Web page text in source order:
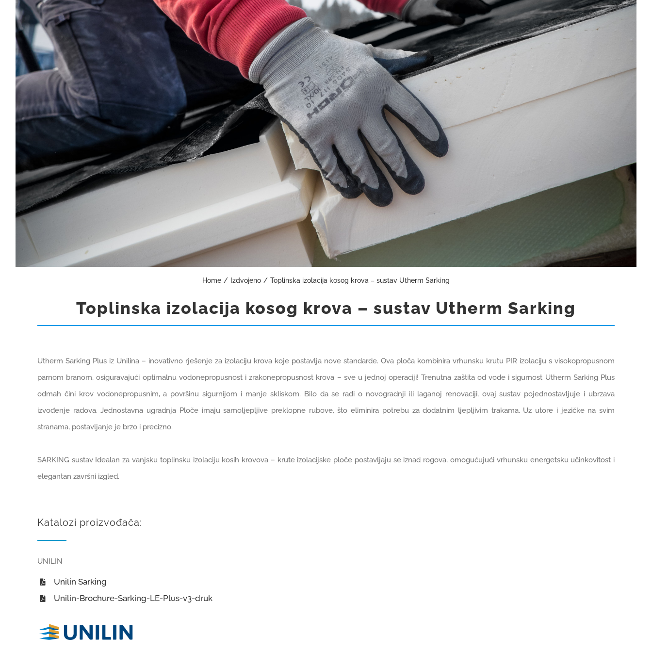
Home Izdvojeno Toplinska izolacija kosog krova – sustav Utherm Sarking
Toplinska izolacija kosog krova – sustav Utherm Sarking
Utherm Sarking Plus iz Unilina – inovativno rješenje za izolaciju krova koje postavlja nove standarde. Ova ploča kombinira vrhunsku krutu PIR izolaciju s visokopropusnom
parnom branom, osiguravajući optimalnu vodonepropusnost i zrakonepropusnost krova – sve u jednoj operaciji! Trenutna zaštita od vode i sigurnost Utherm Sarking Plus
odmah čini krov vodonepropusnim, a površinu sigurnijom i manje skliskom. Bilo da se radi o novogradnji ili laganoj renovaciji, ovaj sustav pojednostavljuje i ubrzava
izvođenje radova. Jednostavna ugradnja Ploče imaju samoljepljive preklopne rubove, što eliminira potrebu za dodatnim ljepljivim trakama. Uz utore i jezičke na svim
stranama, postavljanje je brzo i precizno.
SARKING sustav Idealan za vanjsku toplinsku izolaciju kosih krovova – krute izolacijske ploče postavljaju se iznad rogova, omogućujući vrhunsku energetsku učinkovitost i
elegantan završni izgled.
Katalozi proizvođača:
UNILIN
Unilin Sarking
Unilin-Brochure-Sarking-LE-Plus-v3-druk